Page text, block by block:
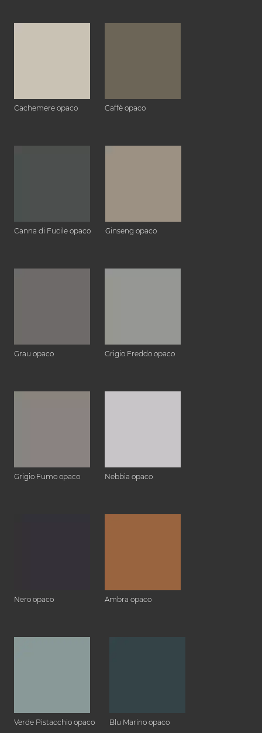
Cachemere opaco Caffè opaco
Canna di Fucile opaco Ginseng opaco
Grau opaco Grigio Freddo opaco
Grigio Fumo opaco Nebbia opaco
Nero opaco Ambra opaco
Verde Pistacchio opaco Blu Marino opaco